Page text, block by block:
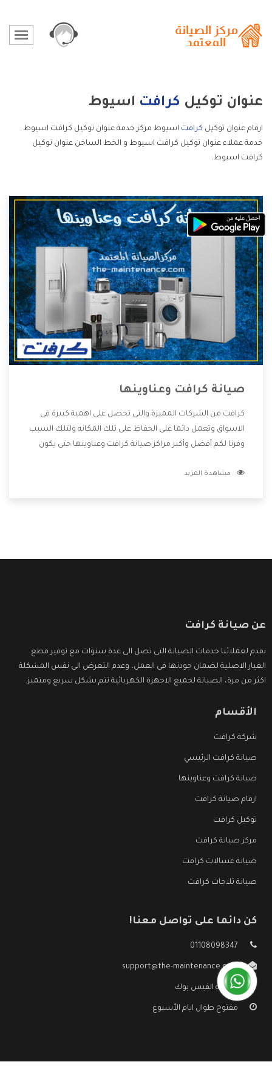
عنوان توكيل كرافت اسيوط
ارقام عنوان توكيل كرافت اسيوط مركز خدمة عنوان توكيل كرافت اسيوط
خدمة عملاء عنوان توكيل كرافت اسيوط و الخط الساخن عنوان توكيل
كرافت اسيوط.
صيانة كرافت وعناوينها
كرافت من الشركات المميزة والتى تحصل على اهمية كبيرة فى
الاسواق وتعمل دائما على الحفاظ على تلك المكانه ولتلك السبب
وفرنا لكم أفضل وأكبر مراكز صيانة كرافت وعناوينها حتى يكون
دون اى ازعاج كما أننا نهتم بكل ما يحتاجه المستهلك لكى نحافظ
مشاهدة المزيد
عن صيانة كرافت
نقدم لعملائنا خدمات الصيانة التى تصل الى عدة سنوات مع توفير قطع
الغيار الاصلية لضمان جودتها فى العمل، وعدم التعرض الى نفس المشكلة
اكثر من مرة، الصيانة لجميع الاجهزة الكهربائية تتم بشكل سريع ومتميز.
الأقسام
شركة كرافت
صيانة كرافت الرئيسي
صيانة كرافت وعناوينها
ارقام صيانة كرافت
توكيل كرافت
مركز صيانة كرافت
صيانة غسالات كرافت
صيانة ثلاجات كرافت
كن دائما على تواصل معنا!
01108098347
support@the-maintenance.com
صفحة الفيس بوك
مفتوح طوال ايام الأسبوع